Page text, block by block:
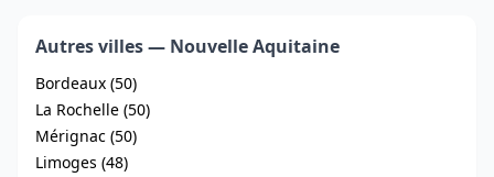
Autres villes — Nouvelle Aquitaine
Bordeaux (50)
La Rochelle (50)
Mérignac (50)
Limoges (48)